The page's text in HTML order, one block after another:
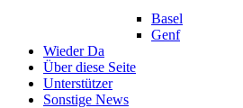
Basel
Genf
Wieder Da
Über diese Seite
Unterstützer
Sonstige News